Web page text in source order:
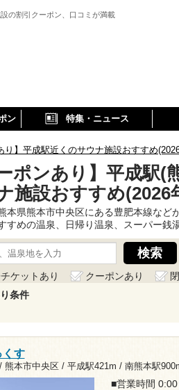
の割引クーポン、口コミが満載
ン 特集・ニュース
り】平成駅近くのサウナ施設おすすめ
ポンあり】平成駅(
施設おすすめ(2026
本県熊本市中央区にある豊肥本線など
すめの温泉、日帰り温泉、スーパー銭
ケットあり クーポンあり
条件
くす
熊本市中央区 / 平成駅421m / 南熊本駅
■営業時間